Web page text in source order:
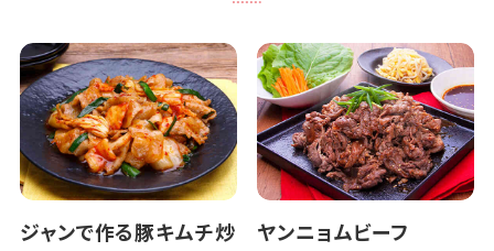
ジャンで作る豚キムチ炒
ヤンニョムビーフ